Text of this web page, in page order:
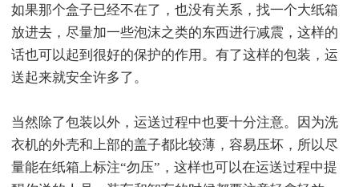
如果那个盒子已经不在了，也没有关系，找一个大纸箱
放进去，尽量加一些泡沫之类的东西进行减震，这样的
话也可以起到很好的保护的作用。有了这样的包装，运
送起来就安全许多了。
当然除了包装以外，运送过程中也要十分注意。因为洗
衣机的外壳和上部的盖子都比较薄，容易压坏，所以尽
量能在纸箱上标注“勿压”，这样也可以在运送过程中提